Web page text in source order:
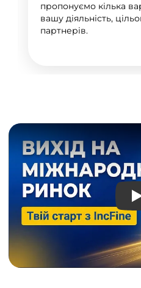
пропонуємо кілька
вашу діяльність,
партнерів.